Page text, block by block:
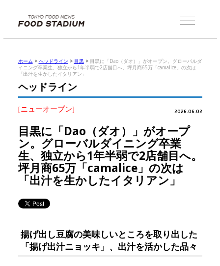
MENU
ホーム > ヘッドライン > 目黒> 目黒に「Dao（ダオ）」がオープン。グローバルダ
イニング卒業生、独立から1年半弱で2店舗目へ。坪月商65万「camalice」の次は
「出汁を生かしたイタリアン」
ヘッドライン
[ニューオープン] 2026.06.02
目黒に「Dao（ダオ）」がオープ
ン。グローバルダイニング卒業
生、独立から1年半弱で2店舗目へ。
坪月商65万「camalice」の次は
「出汁を生かしたイタリアン」
揚げ出し豆腐の美味しいところを取り出した
「揚げ出汁ニョッキ」、出汁を活かした品々